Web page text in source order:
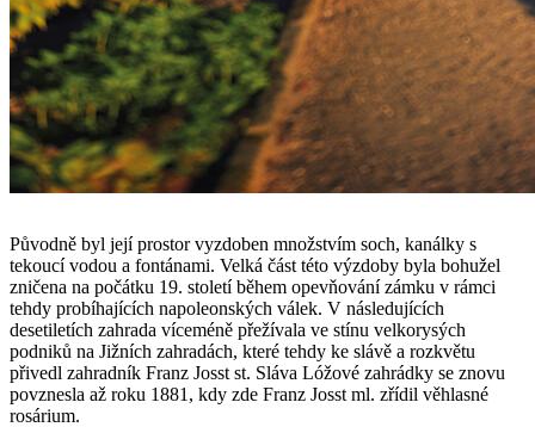
Původně byl její prostor vyzdoben množstvím soch, kanálky s
tekoucí vodou a fontánami. Velká část této výzdoby byla bohužel
zničena na počátku 19. století během opevňování zámku v rámci
tehdy probíhajících napoleonských válek. V následujících
desetiletích zahrada víceméně přežívala ve stínu velkorysých
podniků na Jižních zahradách, které tehdy ke slávě a rozkvětu
přivedl zahradník Franz Josst st. Sláva Lóžové zahrádky se znovu
povznesla až roku 1881, kdy zde Franz Josst ml. zřídil věhlasné
rosárium.